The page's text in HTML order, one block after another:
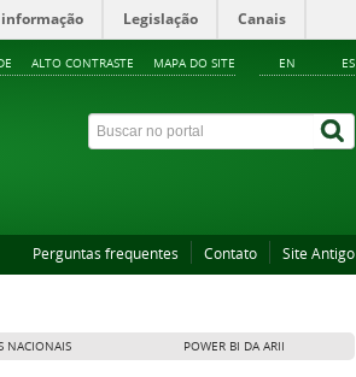
informação Legislação Canais
EN ES
ALTO CONTRASTE MAPA DO SITE
Perguntas frequentes Contato Site Antigo
NACIONAIS POWER BI DA ARII